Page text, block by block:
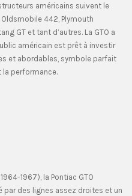
américains suivent le
442, Plymouth
GT et tant d’autres. La GTO a
américain est prêt à investir
et abordables, symbole parfait
la performance.
1967), la Pontiac GTO
par des lignes assez droites et un